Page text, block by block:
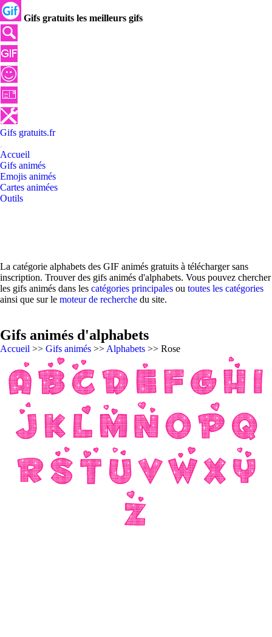
Gifs gratuits les meilleurs gifs
Gifs gratuits.fr
Accueil
Gifs animés
Emojis animés
Cartes animées
Outils
La catégorie alphabets des GIF animés gratuits à télécharger sans
inscription. Trouver des gifs animés d'alphabets. Vous pouvez chercher
les gifs animés dans les catégories principales ou toutes les catégories
ainsi que sur le moteur de recherche du site.
Gifs animés d'alphabets
Accueil >> Gifs animés >> Alphabets >> Rose